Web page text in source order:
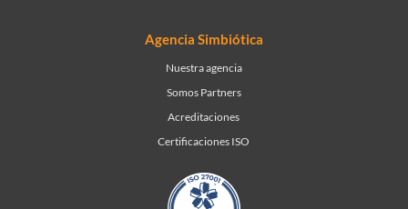
Agencia Simbiótica
Nuestra agencia
Somos Partners
Acreditaciones
Certificaciones ISO